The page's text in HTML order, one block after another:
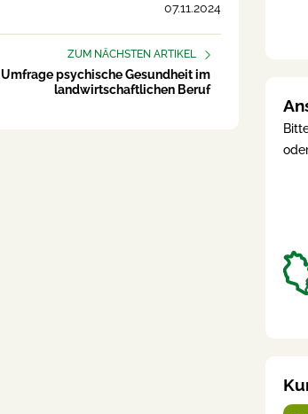
07.11.2024
ZUM NÄCHSTEN ARTIKEL
Umfrage psychische Gesundheit im
landwirtschaftlichen Beruf